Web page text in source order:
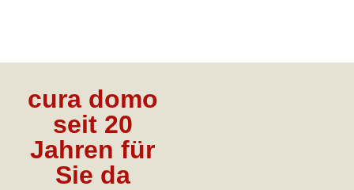
cura domo
seit 20
Jahren für
Sie da